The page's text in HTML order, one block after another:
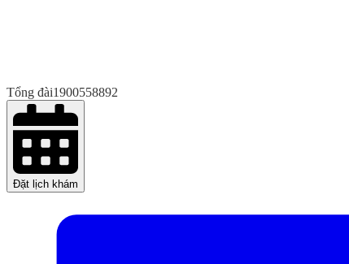
Tổng đài1900558892
Đặt lịch khám